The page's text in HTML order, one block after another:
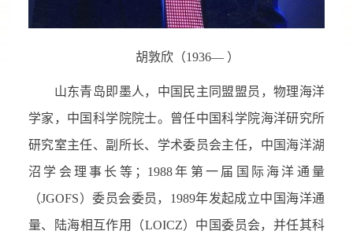
胡敦欣（1936— ）
山东青岛即墨人，中国民主同盟盟员，物理海洋
学家，中国科学院院士。曾任中国科学院海洋研究所
研究室主任、副所长、学术委员会主任，中国海洋湖
沼学会理事长等； 1988年第一届国际海洋通量
（JGOFS）委员会委员， 1989年发起成立中国海洋通
量、陆海相互作用（LOICZ）中国委员会，并任其科